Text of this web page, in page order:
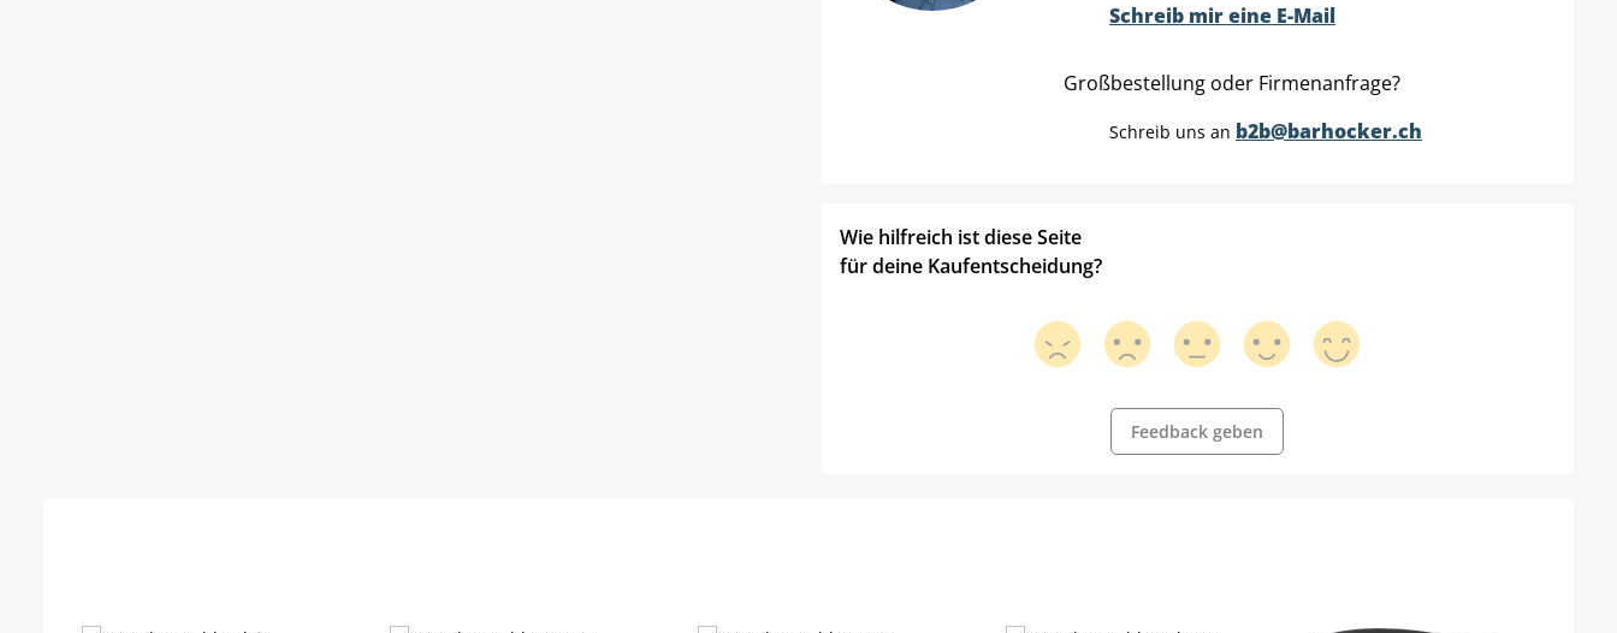
Schreib mir eine E-Mail
Großbestellung oder Firmenanfrage?
Schreib uns an b2b@barhocker.ch
Wie hilfreich ist diese Seite
für deine Kaufentscheidung?
Feedback geben